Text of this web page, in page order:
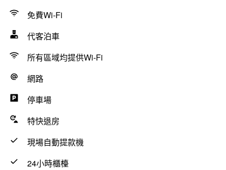
免費Wi-Fi
代客泊車
所有區域均提供Wi-Fi
網路
停車場
特快退房
現場自動提款機
24小時櫃檯